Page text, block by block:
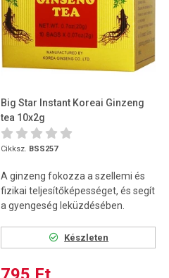
Big Star Instant Koreai Ginzeng
tea 10x2g
Cikksz. BSS257
A ginzeng fokozza a szellemi és
fizikai teljesítőképességet, és segít
a gyengeség leküzdésében.
Készleten